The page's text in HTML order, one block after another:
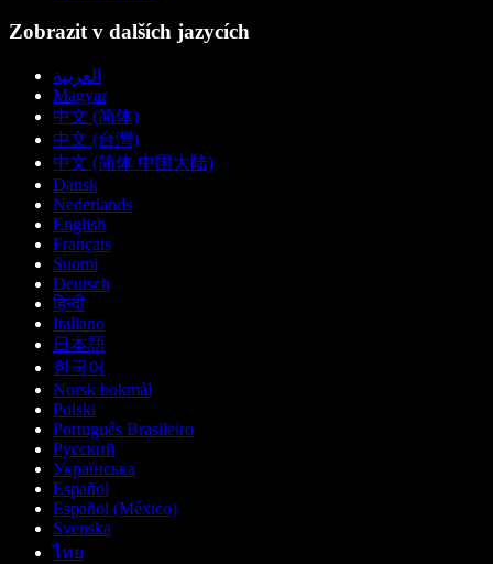
Zobrazit v dalších jazycích
العربية
Magyar
中文 (简体)
中文 (台灣)
中文 (简体 中国大陆)
Dansk
Nederlands
English
Français
Suomi
Deutsch
हिन्दी
Italiano
日本語
한국어
Norsk bokmål
Polski
Português Brasileiro
Русский
Українська
Español
Español (México)
Svenska
ไทย